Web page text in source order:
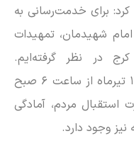
کرد: برای خدمت‌رسانی به
شهیدمان، تمهیدات
شهری کرج در نظر گرفته‌ایم.
خدمات‌رسانی در روز‌های ۱۳، ۱۴ و ۱۵ تیرماه از ساعت ۶ صبح
استقبال مردم، آمادگی